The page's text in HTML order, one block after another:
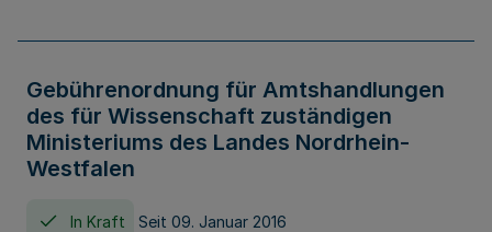
Gebührenordnung für Amtshandlungen
des für Wissenschaft zuständigen
Ministeriums des Landes Nordrhein-
Westfalen
In Kraft Seit 09. Januar 2016